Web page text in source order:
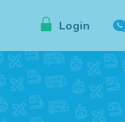
Login